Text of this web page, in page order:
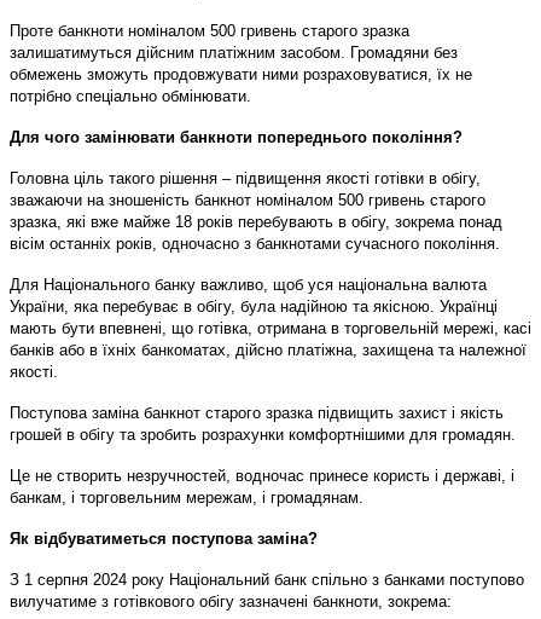
Проте банкноти номіналом 500 гривень старого зразка
залишатимуться дійсним платіжним засобом. Громадяни без
обмежень зможуть продовжувати ними розраховуватися, їх не
потрібно спеціально обмінювати.
Для чого замінювати банкноти попереднього покоління?
Головна ціль такого рішення – підвищення якості готівки в обігу,
зважаючи на зношеність банкнот номіналом 500 гривень старого
зразка, які вже майже 18 років перебувають в обігу, зокрема понад
вісім останніх років, одночасно з банкнотами сучасного покоління.
Для Національного банку важливо, щоб уся національна валюта
України, яка перебуває в обігу, була надійною та якісною. Українці
мають бути впевнені, що готівка, отримана в торговельній мережі, касі
банків або в їхніх банкоматах, дійсно платіжна, захищена та належної
якості.
Поступова заміна банкнот старого зразка підвищить захист і якість
грошей в обігу та зробить розрахунки комфортнішими для громадян.
Це не створить незручностей, водночас принесе користь і державі, і
банкам, і торговельним мережам, і громадянам.
Як відбуватиметься поступова заміна?
З 1 серпня 2024 року Національний банк спільно з банками поступово
вилучатиме з готівкового обігу зазначені банкноти, зокрема: